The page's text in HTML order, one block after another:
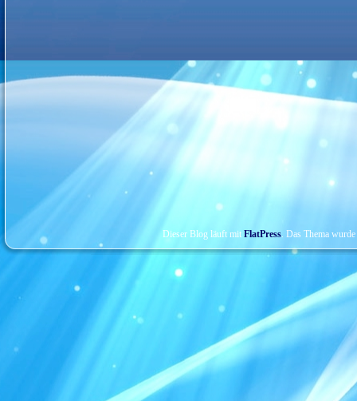
Dieser Blog läuft mit FlatPress. Das Thema